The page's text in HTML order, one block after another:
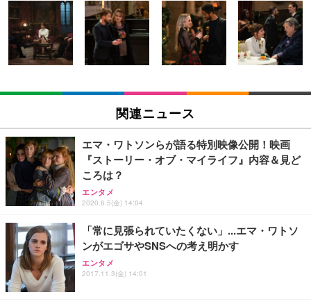
[EdoErgo] オフィスチェア 椅子 テレワーク 疲れな
い 跳ね上げ式アームレスト コンパクト 約105度ロッ
キング pc 事務椅子 360度回転 座面昇降 強化ナイロ
ン樹脂ベース 通気性メッシュ 在宅ワーク H-WY01
(黒網+黒枠+黒足)
￥5,699
SIHOO B100 オフィスチェア／デスクチェア メッシ
ュチェア 人間工学 疲れない ブラック
￥27,999
Sezlife オフィスチェア デスクチェア 疲れない テレ
ワーク チェア 強化バックレスト 30度ロッキング機
能 人間工学 椅子 腰サポート 90度跳ね上げ式アーム
レスト 3Dヘッドレスト ハンガー付き 高反発クッシ
務用 おしゃれ パソコンチェア (ブラック)
Sezlife オフィスチェア デスクチェア 疲れない テレ
ワーク チェア 強化バックレスト 30度ロッキング機
能 人間工学 椅子 腰サポート 90度跳ね上げ式アーム
EIZO ビジネス向けプレミアムモニター | FlexScan
EV3240X-WT | 31.5型4K UHD・USB Type-C・ホワ
イト
￥105,595
EIZO ビジネス向けプレミアムモニター | FlexScan
￥109,572
【純正品】27"ゲーミングモニター DualSense 充電
フック付き（CFI-ZDM1J）
￥49,979
【整備済み品】Dell E2724HS 27インチ 液晶モニタ
ー フルHD（1920×1080）VA 非光沢 HDMI/DisplayP
ort/VGA スピーカー内蔵 高さ調整 スイベル VESA対
Amazonベーシック ペットシーツ 薄型 レギュラー 1
回使い捨て 無香料 ホワイト 300枚
￥3,373
Amazonベーシック ペットシーツ 厚型 ワイド 42枚
x2袋(84枚) ホワイト(吸収面:ライトブルー)
￥3,234
ネオ・ルーライフ ネオ・オムツ L 中型犬用 26枚入
り 単品
￥1,800
Smart Basic(スマートベーシック) 【Amazon.co.jp
限定】 Smart Basic アイリスオーヤマ ペットシーツ
超厚型 お徳用 ワイド 100枚入 (x 1) (ケース販売)
関連ニュース
エマ・ワトソンらが語る特別映像公開！映画
『ストーリー・オブ・マイライフ』内容＆見ど
ころは？
エンタメ
2020.6.5(金) 14:04
「常に見張られていたくない」...エマ・ワトソ
ンがエゴサやSNSへの考え明かす
エンタメ
2017.11.3(金) 14:01